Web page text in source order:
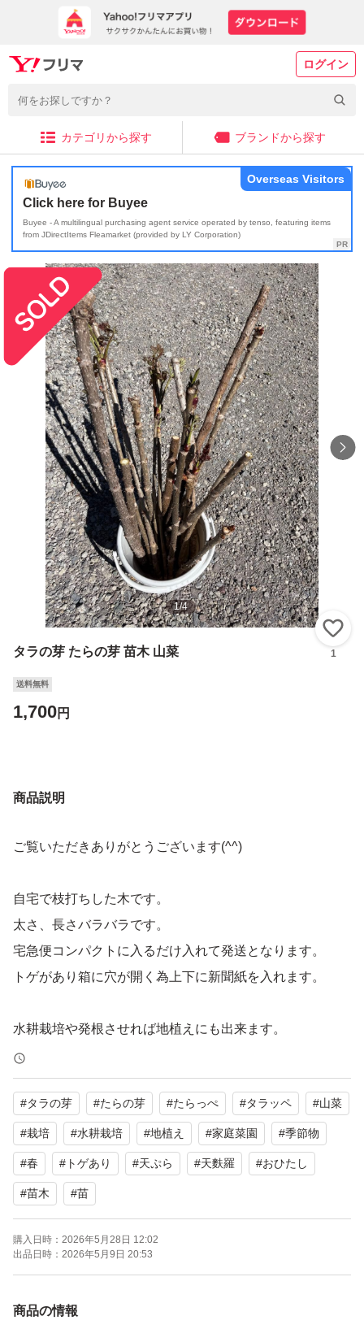
ログイン
カテゴリから探す ブランドから探す
Click here for Buyee
Buyee - A multilingual purchasing agent service operated by tenso, featuring items
from JDirectItems Fleamarket (provided by LY Corporation)
Overseas Visitors
1/4
タラの芽 たらの芽 苗木 山菜 1
送料無料
1,700円
商品説明
ご覧いただきありがとうございます(^^)
自宅で枝打ちした木です。
太さ、長さバラバラです。
宅急便コンパクトに入るだけ入れて発送となります。
トゲがあり箱に穴が開く為上下に新聞紙を入れます。
水耕栽培や発根させれば地植えにも出来ます。
写真はイメージです。
最近荷物の検品が厳しく箱が膨らんでいたり、箱が少しで
も変形していると受け入れて貰えません。
木の形によっては隙間が出来てしまう事が有ります。
#タラの芽 #たらの芽 #たらっぺ #タラッペ #山菜
#栽培 #水耕栽培 #地植え #家庭菜園 #季節物
#春 # トゲあり #天ぷら #天麩羅 #おひたし
#苗木 #苗
購入日時： 2026年5月28日 12:02
出品日時： 2026年5月9日 20:53
商品の情報